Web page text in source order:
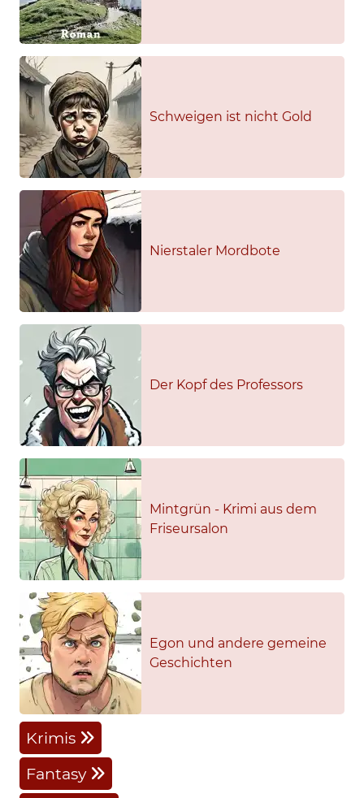
Schweigen ist nicht Gold
Nierstaler Mordbote
Der Kopf des Professors
Mintgrün - Krimi aus dem
Friseursalon
Egon und andere gemeine
Geschichten
Krimis
Fantasy